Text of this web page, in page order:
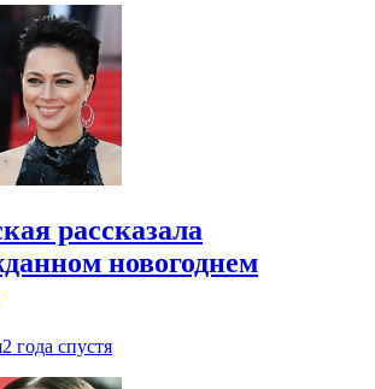
рассказала
новогоднем
2 года спустя